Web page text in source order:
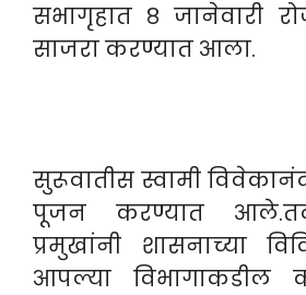
सभागृहात ८ जानेवारी
साजरा करण्यात आला.
सुरूवातीस स्वामी
पूजन करण्यात
प्रमुखांनी शासनाच्या
आपल्या विभागाकडील